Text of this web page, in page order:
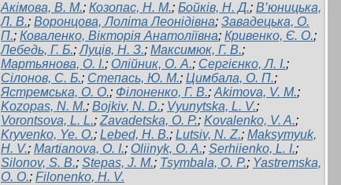
Акімова, В. М.; Козопас, Н. М.; Бойків, Н. Д.; В’юницька,
Л. В.; Воронцова, Лоліта Леонідівна; Завадецька, О.
П.; Коваленко, Вікторія Анатоліївна; Кривенко, Є. О.;
Лебедь, Г. Б.;Луців, Н. З.; Максимюк, Г. В.;
Мартьянова, О. І.; Олійник, О. А.; Сергієнко, Л. І.;
Сілонов, С. Б.; Степась, Ю. М.; Цимбала, О. П.;
Ястремська, О. О.; Філоненко, Г. В.; Akimova, V. M.;
Kozopas, N. M.; Bojkiv, N. D.; Vyunytska, L. V.;
Vorontsova, L. L.; Zavadetska, O. P.; Kovalenko, V. A.;
Kryvenko, Ye. O.; Lebed, H. B.; Lutsiv, N. Z.; Maksymyuk,
H. V.; Martianova, O. I.; Oliinyk, O. A.; Serhiienko, L. I.;
Silonov, S. B.; Stepas, J. M.; Tsymbala, O. P.; Yastremska,
O. O.; Filonenko, H. V.